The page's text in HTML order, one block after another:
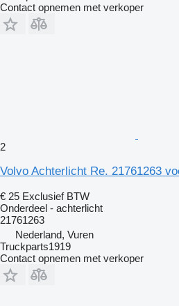
Contact opnemen met verkoper
2
Volvo Achterlicht Re. 21761263
€ 25 Exclusief BTW
Onderdeel - achterlicht
21761263
Nederland, Vuren
Truckparts1919
Contact opnemen met verkoper